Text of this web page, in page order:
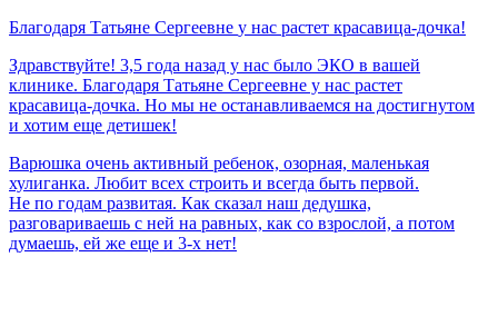
Благодаря Татьяне Сергеевне у нас растет красавица-дочка!
Здравствуйте! 3,5 года назад у нас было ЭКО в вашей
клинике. Благодаря Татьяне Сергеевне у нас растет
красавица-дочка. Но мы не останавливаемся на достигнутом
и хотим еще детишек!
Варюшка очень активный ребенок, озорная, маленькая
хулиганка. Любит всех строить и всегда быть первой.
Не по годам развитая. Как сказал наш дедушка,
разговариваешь с ней на равных, как со взрослой, а потом
думаешь, ей же еще и 3-х нет!